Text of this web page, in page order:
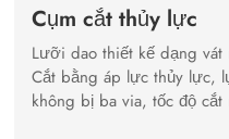
Cụm cắt thủy lực
Lưỡi dao thiết kế dạng
Cắt bằng áp lực thủy lực,
không bị ba via, tốc độ cắt